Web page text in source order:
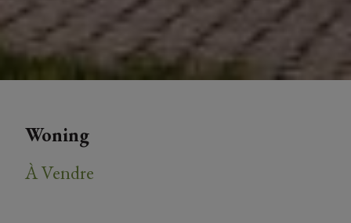
Woning
À Vendre